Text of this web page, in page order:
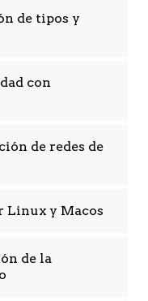
de tipos y
con
de redes de
Linux y Macos
de la